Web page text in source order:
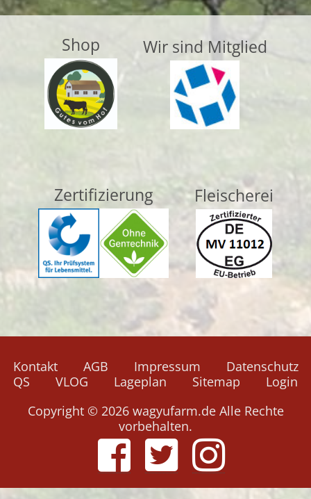
Shop Wir sind Mitglied
Zertifizierung Fleischerei
Navigation
überspringen
Kontakt AGB Impressum
Datenschutz
QS
VLOG Lageplan Sitemap
Login
Copyright © 2026 wagyufarm.de Alle Rechte
vorbehalten.